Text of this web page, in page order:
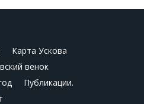
Карта Ускова
венок
Публикации.